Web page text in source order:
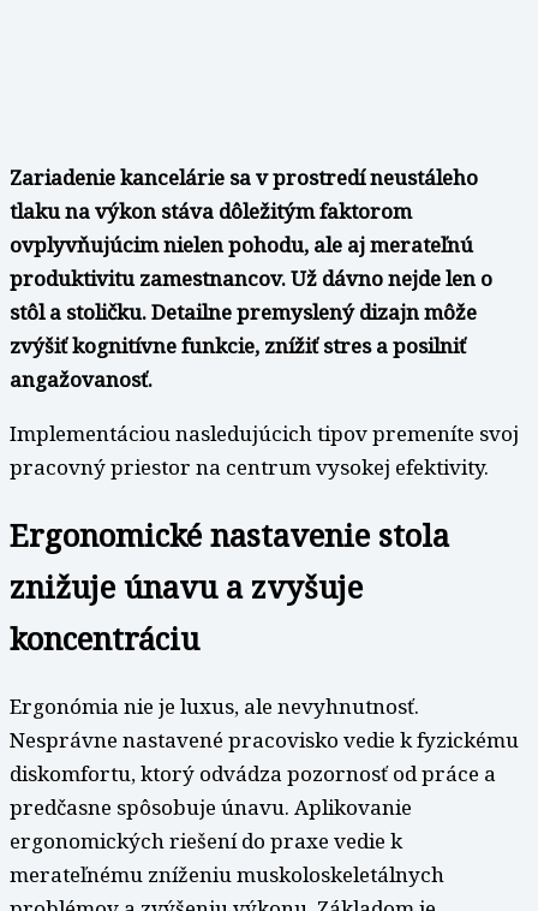
Zariadenie kancelárie sa v prostredí neustáleho
tlaku na výkon stáva dôležitým faktorom
ovplyvňujúcim nielen pohodu, ale aj merateľnú
produktivitu zamestnancov. Už dávno nejde len o
stôl a stoličku. Detailne premyslený dizajn môže
zvýšiť kognitívne funkcie, znížiť stres a posilniť
angažovanosť.
Implementáciou nasledujúcich tipov premeníte svoj
pracovný priestor na centrum vysokej efektivity.
Ergonomické nastavenie stola
znižuje únavu a zvyšuje
koncentráciu
Ergonómia nie je luxus, ale nevyhnutnosť.
Nesprávne nastavené pracovisko vedie k fyzickému
diskomfortu, ktorý odvádza pozornosť od práce a
predčasne spôsobuje únavu. Aplikovanie
ergonomických riešení do praxe vedie k
merateľnému zníženiu muskoloskeletálnych